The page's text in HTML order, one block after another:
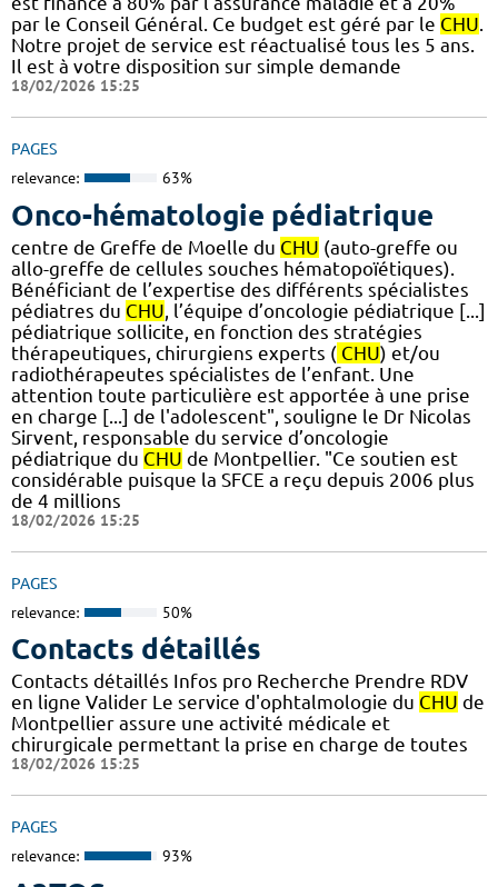
par le Conseil Général. Ce budget est géré par le CHU.
Notre projet de service est réactualisé tous les 5 ans.
Il est à votre disposition sur simple demande
18/02/2026 15:25
PAGES
relevance: 63%
Onco-hématologie pédiatrique
centre de Greffe de Moelle du CHU (auto-greffe ou
allo-greffe de cellules souches hématopoïétiques).
Bénéficiant de l’expertise des différents spécialistes
pédiatres du CHU , l’équipe d’oncologie pédiatrique [...]
pédiatrique sollicite, en fonction des stratégies
thérapeutiques, chirurgiens experts ( CHU) et/ou
radiothérapeutes spécialistes de l’enfant. Une
attention toute particulière est apportée à une prise
en charge [...] de l'adolescent", souligne le Dr Nicolas
Sirvent, responsable du service d’oncologie
pédiatrique du CHU de Montpellier. "Ce soutien est
considérable puisque la SFCE a reçu depuis 2006 plus
de 4 millions
18/02/2026 15:25
PAGES
relevance: 50%
Contacts détaillés
Contacts détaillés Infos pro Recherche Prendre RDV
en ligne Valider Le service d'ophtalmologie du CHU de
Montpellier assure une activité médicale et
chirurgicale permettant la prise en charge de toutes
18/02/2026 15:25
PAGES
relevance: 93%